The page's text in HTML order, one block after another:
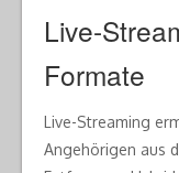
Live-
Formate
Live-Streaming
Angehörigen aus